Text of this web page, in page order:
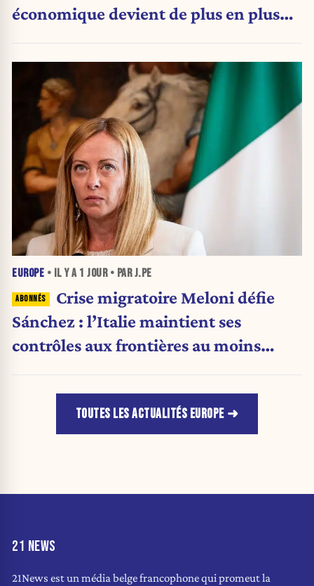
économique devient de plus en plus
EUROPE • IL Y A 1 JOUR• PAR J.PE
Crise migratoire Meloni défie
Sánchez : l’Italie maintient ses
contrôles aux frontières au moins
TOUTES LES ACTUALITÉS EUROPE
21 NEWS
21News est un média belge francophone qui promeut la